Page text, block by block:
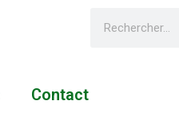
Contact